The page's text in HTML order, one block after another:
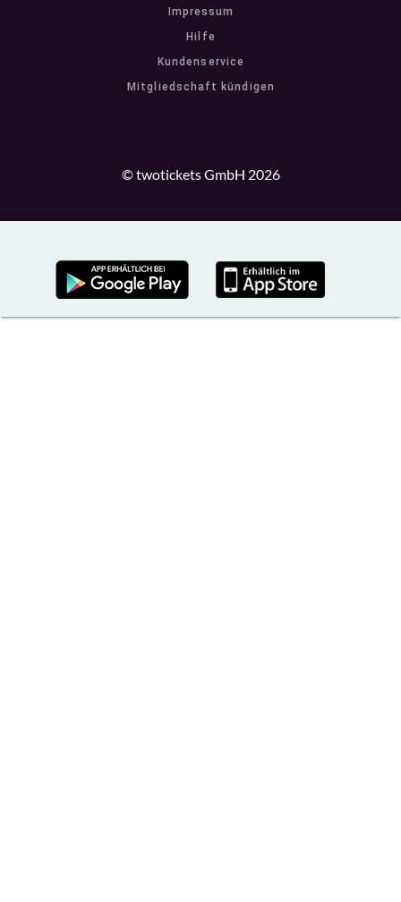
Impressum
Hilfe
Kundenservice
Mitgliedschaft kündigen
© twotickets GmbH 2026